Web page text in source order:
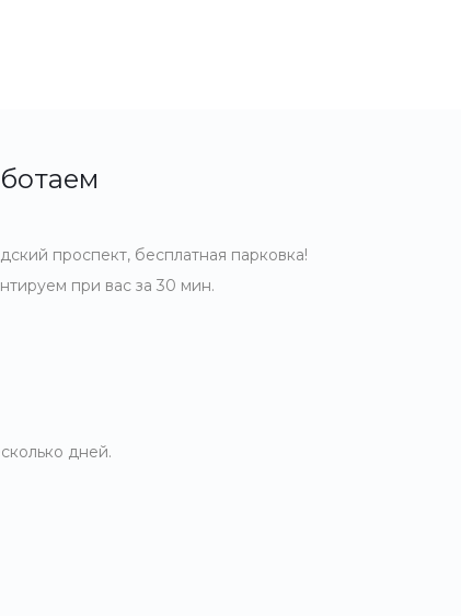
проспект, бесплатная парковка!
при вас за 30 мин.
дней.